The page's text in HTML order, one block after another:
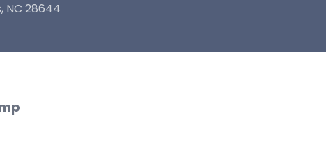
NC 28644